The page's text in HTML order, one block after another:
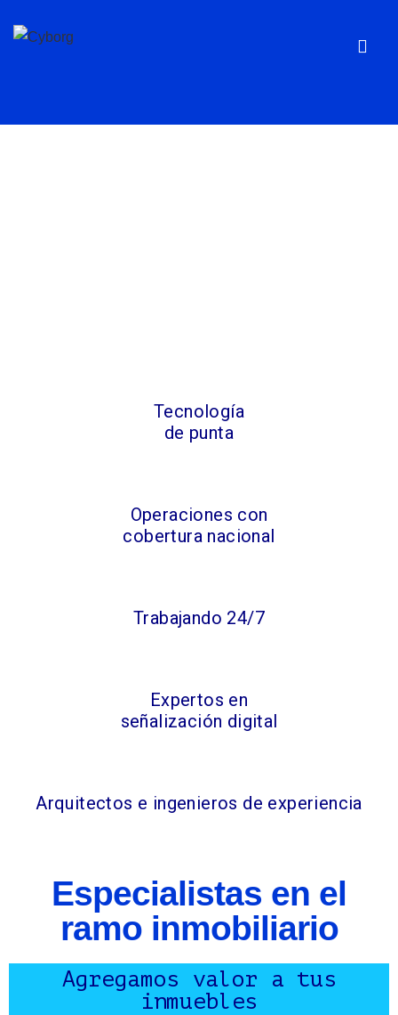
Tecnología
de punta
Operaciones con
cobertura nacional
Trabajando 24/7
Expertos en
señalización digital
Arquitectos e ingenieros de experiencia
Especialistas en el
ramo inmobiliario
Agregamos valor a tus
inmuebles